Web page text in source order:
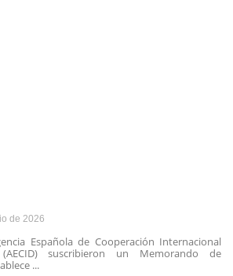
de 2026
Española de Cooperación Internacional
suscribieron un Memorando de
...